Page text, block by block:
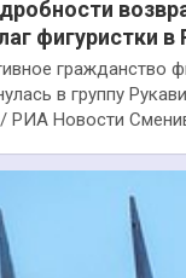
фигуристки в
гражданство
в группу
РИА Новости